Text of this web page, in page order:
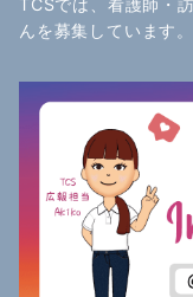
んを募集しています。